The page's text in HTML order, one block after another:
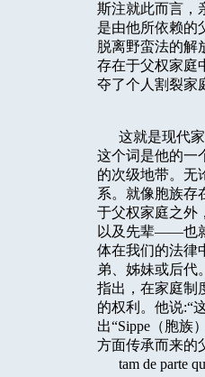
斯注就此而言，
是由他所依赖的
脱离野蛮法的
存在于父权家庭
夺了个人割裂家
这就是现代家
这个词是他的一
的次级地带。无
系。就像胞族存
于父权家庭之外
以及先辈——也
体在我们的法律
弟、姊妹或后代
指出，在家庭制
的权利。他说:“
出“Sippe（胞族
方面传承而来的
tam de parte